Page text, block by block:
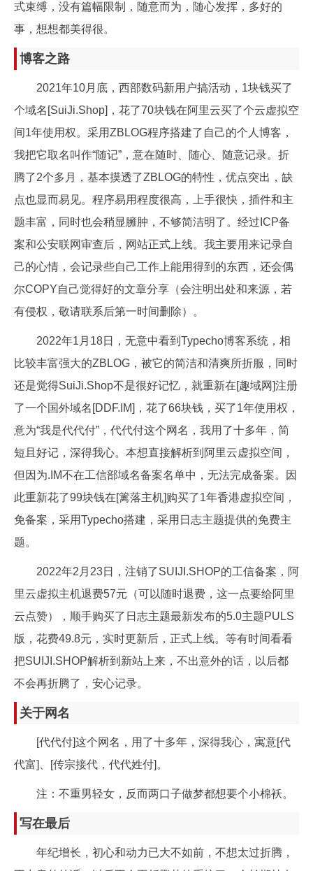
式束缚，没有篇幅限制，随意而为，随心发挥，多好的
事，想想都美得很。
博客之路
2021年10月底，西部数码新用户搞活动，1块钱买了
个域名[SuiJi.Shop]，花了70块钱在阿里云买了个云虚拟空
间1年使用权。采用ZBLOG程序搭建了自己的个人博客，
我把它取名叫作“随记”，意在随时、随心、随意记录。折
腾了2个多月，基本摸透了ZBLOG的特性，优点突出，缺
点也显而易见。程序易用程度很高，上手很快，插件和主
题丰富，同时也会稍显臃肿，不够简洁明了。经过ICP备
案和公安联网审查后，网站正式上线。我主要用来记录自
己的心情，会记录些自己工作上能用得到的东西，还会偶
尔COPY自己觉得好的文章分享（会注明出处和来源，若
有侵权，敬请联系后第一时间删除）。
2022年1月18日，无意中看到Typecho博客系统，相
比较丰富强大的ZBLOG，被它的简洁和清爽所折服，同时
还是觉得SuiJi.Shop不是很好记忆，就重新在[趣域网]注册
了一个国外域名[DDF.IM]，花了66块钱，买了1年使用权，
意为“我是代代付”，代代付这个网名，我用了十多年，简
短且好记，深得我心。本想直接解析到阿里云虚拟空间，
但因为.IM不在工信部域名备案名单中，无法完成备案。因
此重新花了99块钱在[篱落主机]购买了1年香港虚拟空间，
免备案，采用Typecho搭建，采用日志主题提供的免费主
题。
2022年2月23日，注销了SUIJI.SHOP的工信备案，阿
里云虚拟主机退费57元（可以随时退费，这一点要给阿里
云点赞），顺手购买了日志主题最新发布的5.0主题PULS
版，花费49.8元，实时更新后，正式上线。等有时间看看
把SUIJI.SHOP解析到新站上来，不出意外的话，以后都
不会再折腾了，安心记录。
关于网名
[代代付]这个网名，用了十多年，深得我心，寓意[代
代富]、[传宗接代，代代姓付]。
注：不重男轻女，反而两口子做梦都想要个小棉袄。
写在最后
年纪增长，初心和动力已大不如前，不想太过折腾，